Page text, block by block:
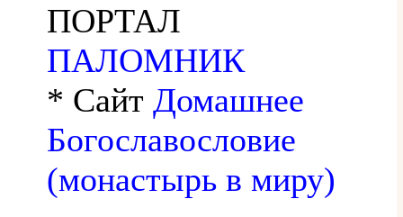
ПОРТАЛ
ПАЛОМНИК
* Сайт Домашнее
Богославословие
(монастырь в миру)